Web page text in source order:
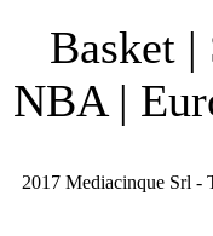
Basket |
NBA |
2017 Mediacinque Srl -